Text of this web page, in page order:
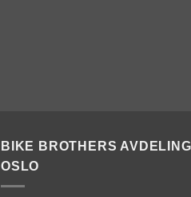
BIKE BROTHERS AVDELING
OSLO